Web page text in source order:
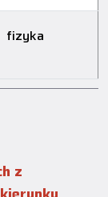
fizyka
z